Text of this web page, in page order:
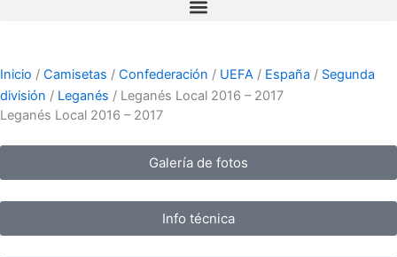
Inicio / Camisetas / Confederación / UEFA / España / Segunda
división / Leganés / Leganés Local 2016 – 2017
Leganés Local 2016 – 2017
Galería de fotos
Info técnica